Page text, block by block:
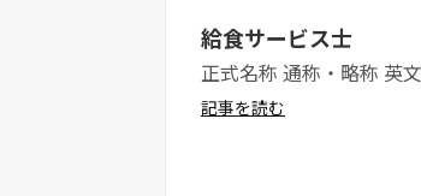
給食サービス士
正式名称 通称・略称 英
記事を読む